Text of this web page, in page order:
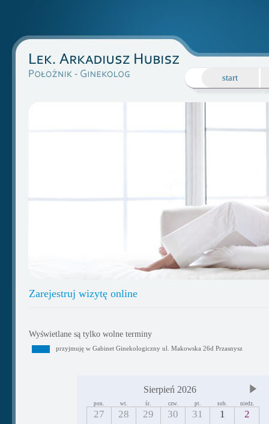
start
Zarejestruj wizytę online
Wyświetlane są tylko wolne terminy
przyjmuję w Gabinet Ginekologiczny ul. Makowska 26d Przasnysz
Sierpień 2026
pon. wt. śr. czw. pt. sob. niedz.
27 28 29 30 31 1 2